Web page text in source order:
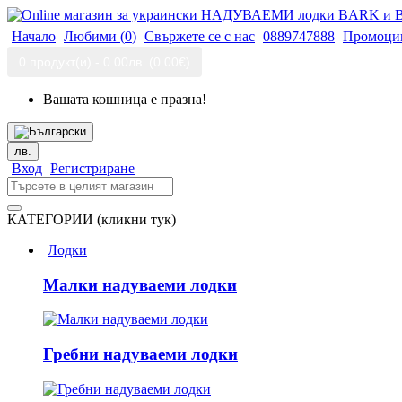
Начало Любими (0) Свържете се с нас 0889747888
Вашата кошница е празна!
лв.
Вход Регистриране
КАТЕГОРИИ (кликни тук)
Лодки
Малки надуваеми лодки
Гребни надуваеми лодки